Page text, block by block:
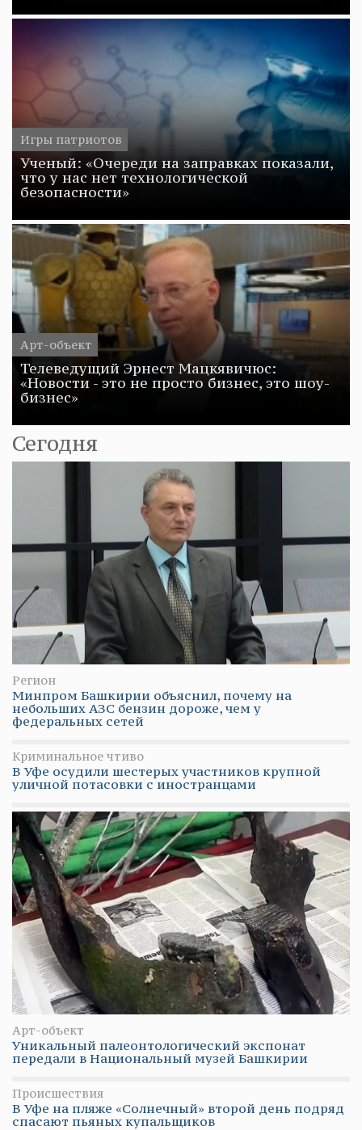
Игры патриотов
Ученый: «Очереди на заправках показали,
что у нас нет технологической
безопасности»
Арт-объект
Телеведущий Эрнест Мацкявичюс:
«Новости - это не просто бизнес, это шоу-
бизнес»
Сегодня
Регион
Минпром Башкирии объяснил, почему на
небольших АЗС бензин дороже, чем у
федеральных сетей
Криминальное чтиво
В Уфе осудили шестерых участников крупной
уличной потасовки с иностранцами
Арт-объект
Уникальный палеонтологический экспонат
передали в Национальный музей Башкирии
Происшествия
В Уфе на пляже «Солнечный» второй день подряд
спасают пьяных купальщиков